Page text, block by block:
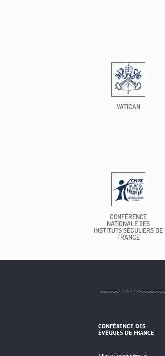
VATICAN
CONFÉRENCE
NATIONALE DES
INSTITUTS SÉCULIERS DE
FRANCE
CONFÉRENCE DES
ÉVÊQUES DE FRANCE